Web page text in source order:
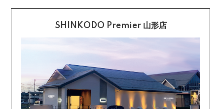
知らせいたしますので、その後着払いでお送りくださ
返品の詳細はこちら
カード不要の分割払い 【無金利で最大
60回分割】
《ショッピングクレジット》
ご注文受付メールにあわせて、お手続き用のURLをEメ
SHINKODO Premier 山形店